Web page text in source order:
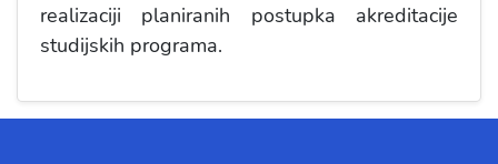
realizaciji planiranih postupka akreditacije
studijskih programa.